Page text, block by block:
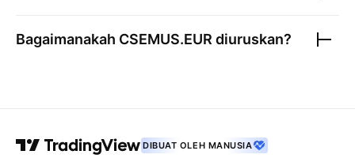
Bagaimanakah CSEMUS.EUR diuruskan?
DIBUAT OLEH MANUSIA